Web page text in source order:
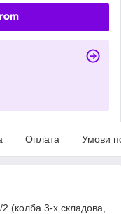
Оплата Умови
(колба 3-х складова,